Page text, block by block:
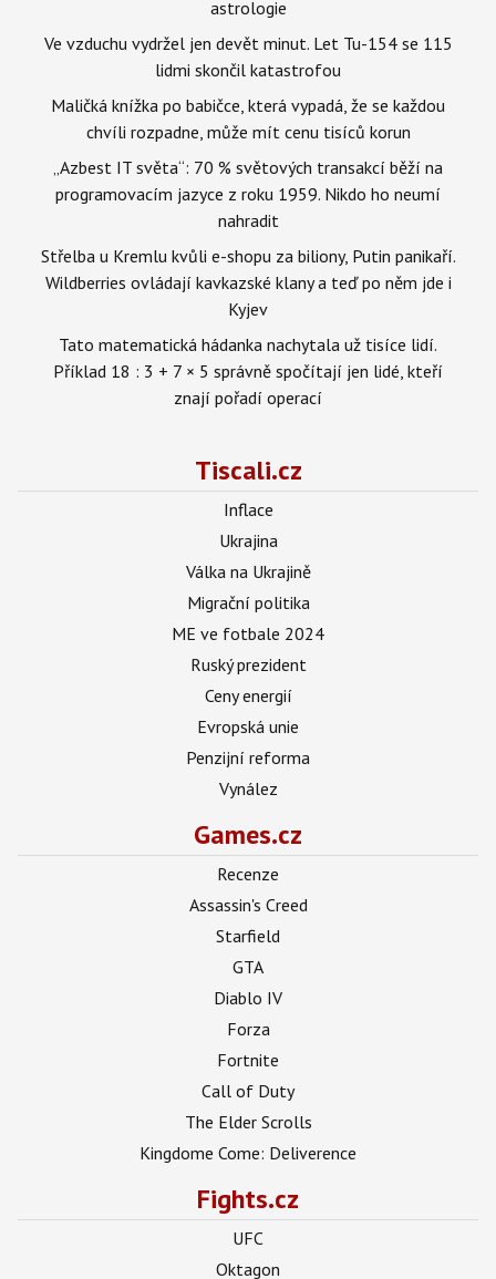
astrologie
Ve vzduchu vydržel jen devět minut. Let Tu-154 se 115
lidmi skončil katastrofou
Maličká knížka po babičce, která vypadá, že se každou
chvíli rozpadne, může mít cenu tisíců korun
„Azbest IT světa“: 70 % světových transakcí běží na
programovacím jazyce z roku 1959. Nikdo ho neumí
nahradit
Střelba u Kremlu kvůli e-shopu za biliony, Putin panikaří.
Wildberries ovládají kavkazské klany a teď po něm jde i
Kyjev
Tato matematická hádanka nachytala už tisíce lidí.
Příklad 18 : 3 + 7 × 5 správně spočítají jen lidé, kteří
znají pořadí operací
Tiscali.cz
Inflace
Ukrajina
Válka na Ukrajině
Migrační politika
ME ve fotbale 2024
Ruský prezident
Ceny energií
Evropská unie
Penzijní reforma
Vynález
Games.cz
Recenze
Assassin's Creed
Starfield
GTA
Diablo IV
Forza
Fortnite
Call of Duty
The Elder Scrolls
Kingdome Come: Deliverence
Fights.cz
UFC
Oktagon